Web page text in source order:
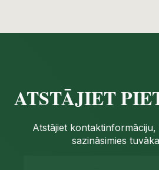
ATSTĀJIET
Atstājiet
sazināsimies
VAI PLĀNOJAT